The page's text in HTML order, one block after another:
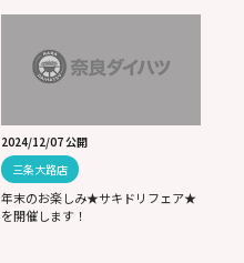
2024/12/07 公開
三条大路店
年末のお楽しみ★サキドリフェア★
を開催します！